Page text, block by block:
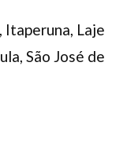
Itaperuna, Laje
São José de